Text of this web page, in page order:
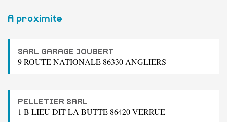
A proximite
SARL GARAGE JOUBERT
9 ROUTE NATIONALE 86330 ANGLIERS
PELLETIER SARL
1 B LIEU DIT LA BUTTE 86420 VERRUE